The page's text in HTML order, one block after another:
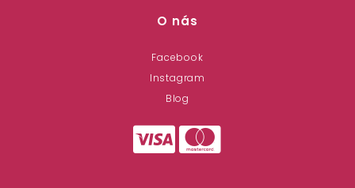
O nás
Facebook
Instagram
Blog